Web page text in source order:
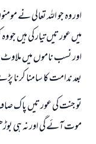
اور وہ جو اللہ تعالی
میں عورتیں تیار کی ہیں
اور نسب ناموں میں
بعد ندامت کا سامنا کرنا
تو جنت کی عورتیں پاک
موت آئے گی اور نہ ہی